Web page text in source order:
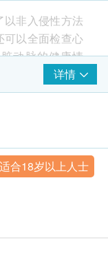
非入侵性方法
可以全面检查心
动脉的健康情
详情
室
适合18岁以上人士